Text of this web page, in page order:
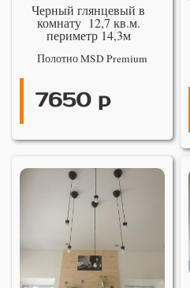
Черный глянцевый в
комнату 12,7 кв.м.
периметр 14,3м
Полотно MSD Premium
7650 р